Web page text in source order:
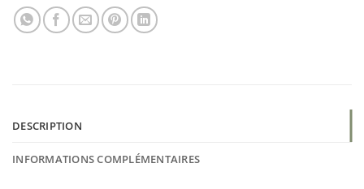
DESCRIPTION
INFORMATIONS COMPLÉMENTAIRES